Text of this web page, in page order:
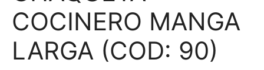
COCINERO MANGA
LARGA (COD: 90)